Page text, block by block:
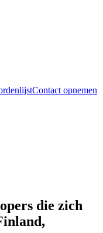
Contact opnemen
die zich